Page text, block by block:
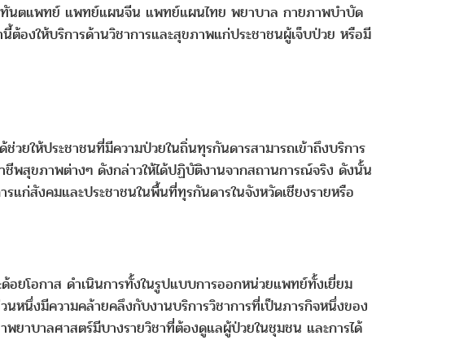
นตแพทย์ แพทย์แผนจีน แพทย์แผนไทย พยาบาล กายภาพบำบัด
องให้บริการด้านวิชาการและสุขภาพแก่ประชาชนผู้เจ็บป่วย หรือมี
วยให้ประชาชนที่มีความป่วยในถิ่นทุรกันดารสามารถเข้าถึงบริการ
พสุขภาพต่างๆ ดังกล่าวให้ได้ปฏิบัติงานจากสถานการณ์จริง ดังนั้น
แก่สังคมและประชาชนในพื้นที่ทุรกันดารในจังหวัดเชียงรายหรือ
ยโอกาส ดำเนินการทั้งในรูปแบบการออกหน่วยแพทย์ทั้งเยี่ยม
หนึ่งมีความคล้ายคลึงกับงานบริการวิชาการที่เป็นภารกิจหนึ่งของ
ยาบาลศาสตร์มีบางรายวิชาที่ต้องดูแลผู้ป่วยในชุมชน และการได้